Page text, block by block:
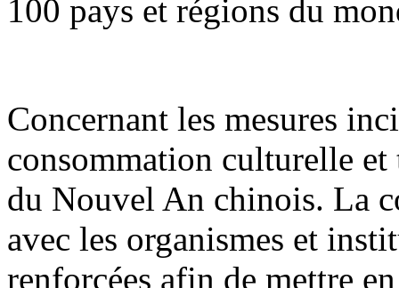
100 pays et régions du
Concernant les mesures
consommation culturelle
du Nouvel An chinois. La
avec les organismes et
renforcées afin de mettre